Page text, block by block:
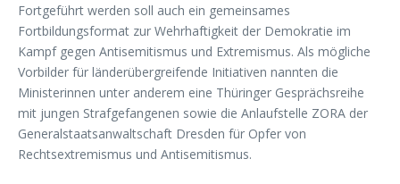
Fortgeführt werden soll auch ein gemeinsames
Fortbildungsformat zur Wehrhaftigkeit der Demokratie im
Kampf gegen Antisemitismus und Extremismus. Als mögliche
Vorbilder für länderübergreifende Initiativen nannten die
Ministerinnen unter anderem eine Thüringer Gesprächsreihe
mit jungen Strafgefangenen sowie die Anlaufstelle ZORA der
Generalstaatsanwaltschaft Dresden für Opfer von
Rechtsextremismus und Antisemitismus.